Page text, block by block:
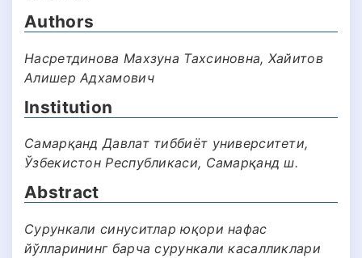
Authors
Насретдинова Махзуна Тахсиновна, Хайитов
Алишер Адхамович
Institution
Самарқанд Давлат тиббиёт университети,
Ўзбекистон Республикаси, Самарқанд ш.
Abstract
Сурункали синуситлар юқори нафас
йўлларининг барча сурункали касалликлари